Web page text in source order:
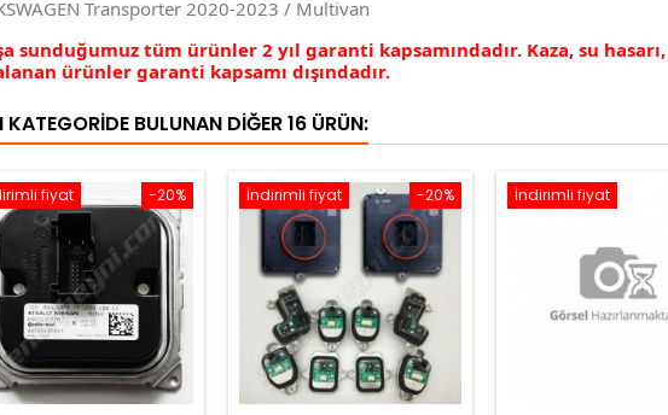
Transporter 2020-2023 / Multivan
sunduğumuz tüm ürünler 2 yıl garanti kapsamındadır. Kaza, su
ürünler garanti kapsamı dışındadır.
KATEGORIDE BULUNAN DIĞER 16 ÜRÜN:
-20%
fiyat -20%
İndirimli fiyat İndirimli fiyat